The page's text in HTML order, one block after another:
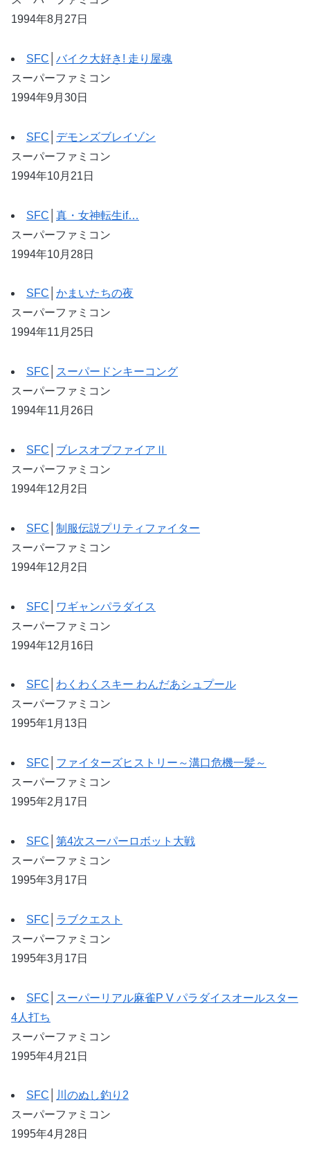
1994年8月27日
SFC
バイク大好き! 走り屋魂
スーパーファミコン
1994年9月30日
SFC
デモンズブレイゾン
スーパーファミコン
1994年10月21日
SFC
真・女神転生if…
スーパーファミコン
1994年10月28日
SFC
かまいたちの夜
スーパーファミコン
1994年11月25日
SFC
スーパードンキーコング
スーパーファミコン
1994年11月26日
SFC
ブレスオブファイアⅡ
スーパーファミコン
1994年12月2日
SFC
制服伝説プリティファイター
スーパーファミコン
1994年12月2日
SFC
ワギャンパラダイス
スーパーファミコン
1994年12月16日
SFC
わくわくスキー わんだあシュプール
スーパーファミコン
1995年1月13日
SFC
ファイターズヒストリー～溝口危機一髪～
スーパーファミコン
1995年2月17日
SFC
第4次スーパーロボット大戦
スーパーファミコン
1995年3月17日
SFC
ラブクエスト
スーパーファミコン
1995年3月17日
SFC
スーパーリアル麻雀P V パラダイスオールスター
4人打ち
スーパーファミコン
1995年4月21日
SFC
川のぬし釣り2
スーパーファミコン
1995年4月28日